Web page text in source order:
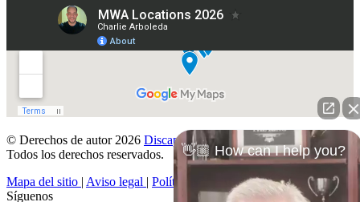
© Derechos de autor 2026 Discapacidad Denegada.
Todos los derechos reservados.
Mapa del sitio | Aviso legal | Política de privacidad
Síguenos
👋🏼 How can I help you?